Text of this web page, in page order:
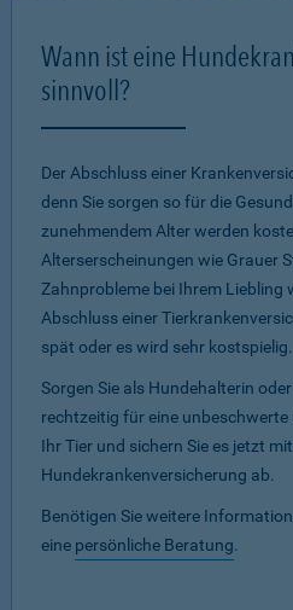
Wann ist eine
sinnvoll?
Der Abschluss einer
denn Sie sorgen so für die
zunehmendem Alter werden
Alterserscheinungen wie Grauer
Zahnprobleme bei Ihrem Liebling
Abschluss einer
spät oder es wird sehr kostspielig.
Sorgen Sie als Hundehalterin
rechtzeitig für eine
Ihr Tier und sichern Sie es jetzt
Hundekrankenversicherung ab.
Benötigen Sie weitere
eine persönliche Beratung.